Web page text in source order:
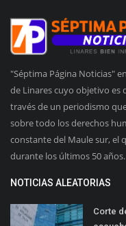
"Séptima Página Noticias"
de Linares cuyo objetivo es
través de un periodismo
sobre todo los derechos
constante del Maule sur, el
durante los últimos 50 años.
NOTICIAS ALEATORIAS
Corte